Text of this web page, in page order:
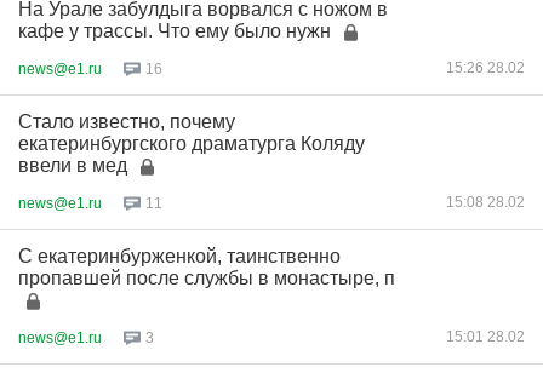
На Урале забулдыга ворвался с ножом в
кафе у трассы. Что ему было нужн
news@e1.ru 16 15:26 28.02
Стало известно, почему
екатеринбургского драматурга Коляду
ввели в мед
news@e1.ru 11 15:08 28.02
С екатеринбурженкой, таинственно
пропавшей после службы в монастыре, п
news@e1.ru 3 15:01 28.02